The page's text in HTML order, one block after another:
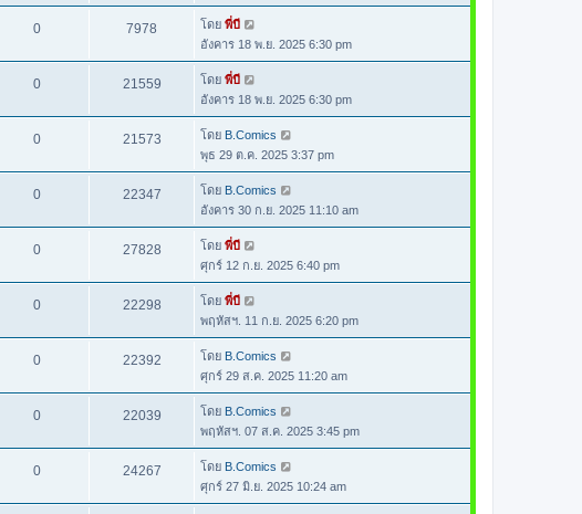
0 7978 โดย พี่บี
อังคาร 18 พ.ย. 2025 6:30 pm
0 21559 โดย พี่บี
อังคาร 18 พ.ย. 2025 6:30 pm
0 21573 โดย B.Comics
พุธ 29 ต.ค. 2025 3:37 pm
0 22347 โดย B.Comics
อังคาร 30 ก.ย. 2025 11:10 am
0 27828 โดย พี่บี
ศุกร์ 12 ก.ย. 2025 6:40 pm
0 22298 โดย พี่บี
พฤหัสฯ. 11 ก.ย. 2025 6:20 pm
0 22392 โดย B.Comics
ศุกร์ 29 ส.ค. 2025 11:20 am
0 22039 โดย B.Comics
พฤหัสฯ. 07 ส.ค. 2025 3:45 pm
0 24267 โดย B.Comics
ศุกร์ 27 มิ.ย. 2025 10:24 am